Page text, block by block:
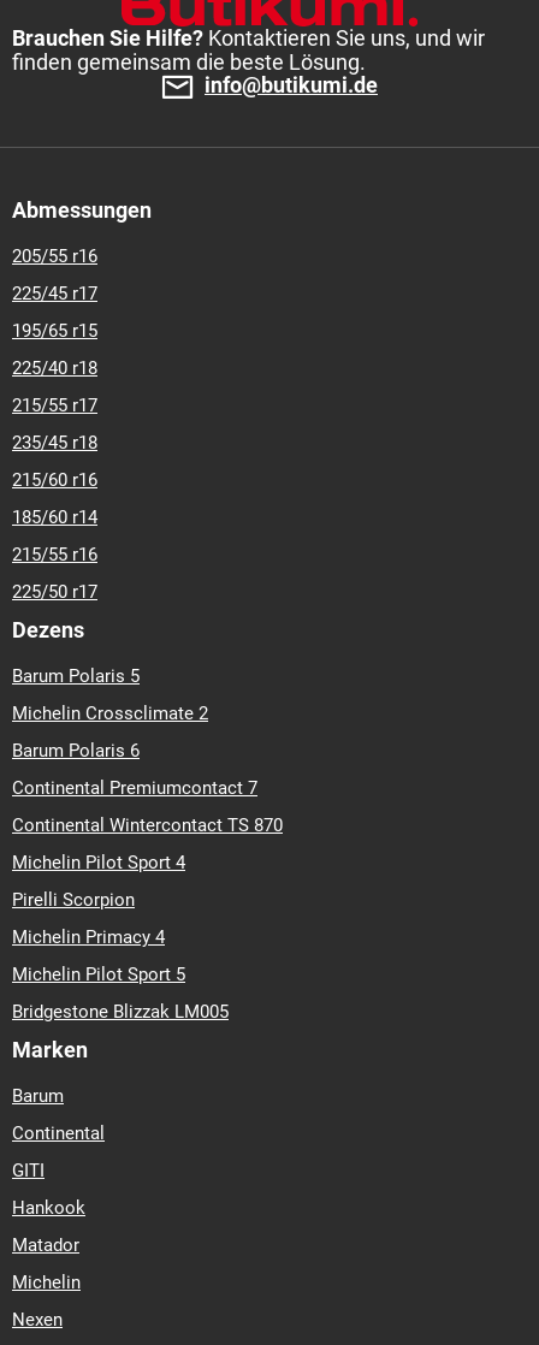
Brauchen Sie Hilfe? Kontaktieren Sie uns, und wir
finden gemeinsam die beste Lösung.
info@butikumi.de
Abmessungen
205/55 r16
225/45 r17
195/65 r15
225/40 r18
215/55 r17
235/45 r18
215/60 r16
185/60 r14
215/55 r16
225/50 r17
Dezens
Barum Polaris 5
Michelin Crossclimate 2
Barum Polaris 6
Continental Premiumcontact 7
Continental Wintercontact TS 870
Michelin Pilot Sport 4
Pirelli Scorpion
Michelin Primacy 4
Michelin Pilot Sport 5
Bridgestone Blizzak LM005
Marken
Barum
Continental
GITI
Hankook
Matador
Michelin
Nexen